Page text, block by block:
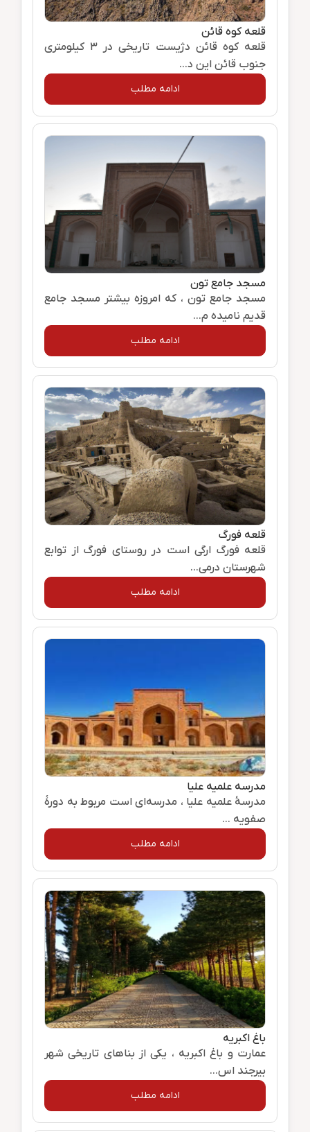
قلعه کوه قائن
قلعه کوه قائن دژیست تاریخی در 3 کیلومتری
جنوب قائن این د...
ادامه مطلب
مسجد جامع تون
مسجد جامع تون ، که امروزه بیشتر مسجد جامع
قدیم نامیده م...
ادامه مطلب
قلعه فورگ
قلعه فورگ ارگی است در روستای فورگ از توابع
شهرستان درمی...
ادامه مطلب
مدرسه علمیه علیا
مدرسهٔ علمیه علیا ، مدرسه‌ای است مربوط به دورهٔ
صفویه ...
ادامه مطلب
باغ اکبریه
عمارت و باغ اکبریه ، یکی از بناهای تاریخی شهر
بیرجند اس...
ادامه مطلب